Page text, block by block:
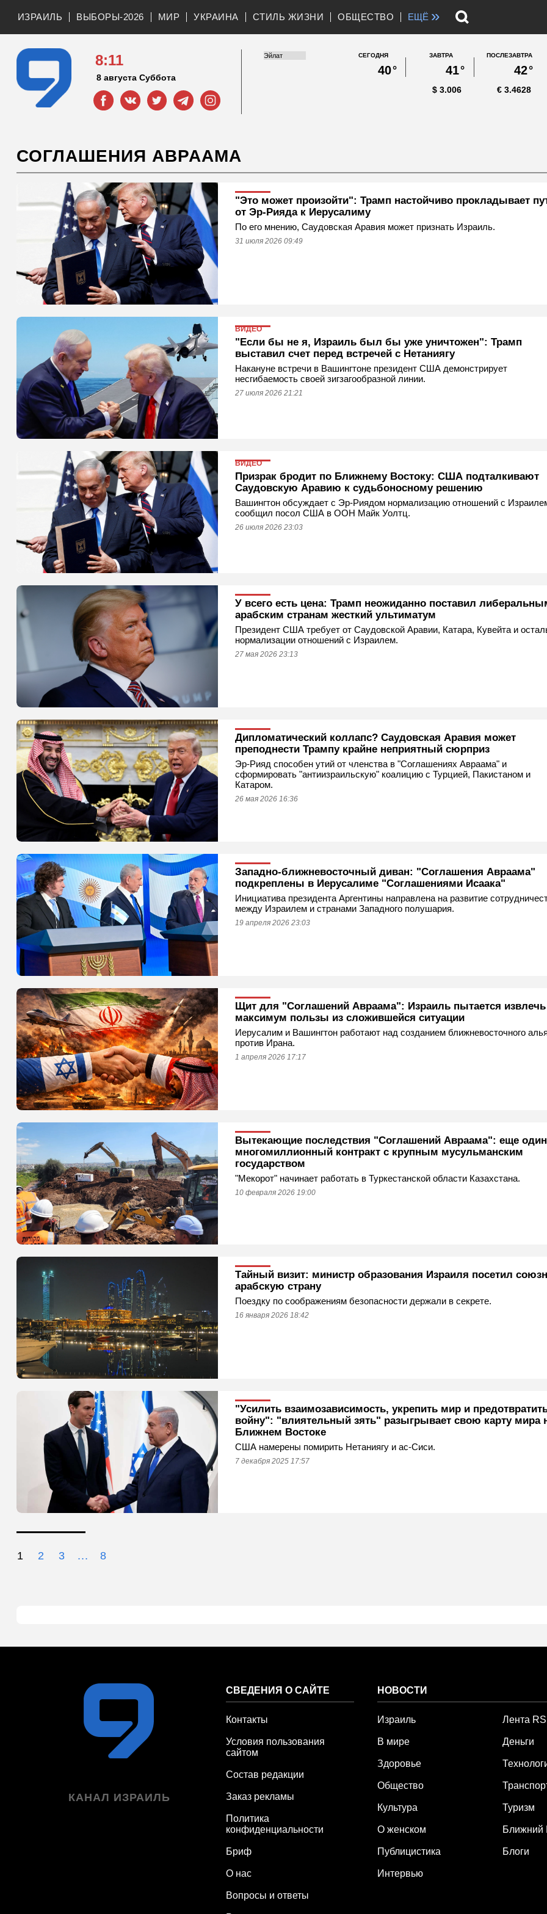
ИЗРАИЛЬ ВЫБОРЫ-2026 МИР УКРАИНА СТИЛЬ ЖИЗНИ ОБЩЕСТВО ЕЩЁ »
8:11
8 августа Суббота
СЕГОДНЯ
40°
ЗАВТРА
41°
ПОСЛЕЗАВТРА
42°
3.006
$ 3.4628
€
СОГЛАШЕНИЯ АВРААМА
"Это может произойти": Трамп настойчиво прокладывает
от Эр-Рияда к Иерусалиму
По его мнению, Саудовская Аравия может признать Израиль.
31 июля 2026 09:49
ВИДЕО
"Если бы не я, Израиль был бы уже уничтожен": Трамп
выставил счет перед встречей с Нетаниягу
Накануне встречи в Вашингтоне президент США демонстрирует
несгибаемость своей зигзагообразной линии.
27 июля 2026 21:21
ВИДЕО
Призрак бродит по Ближнему Востоку: США подталкивают
Саудовскую Аравию к судьбоносному решению
Вашингтон обсуждает с Эр-Риядом нормализацию отношений с
сообщил посол США в ООН Майк Уолтц.
26 июля 2026 23:03
У всего есть цена: Трамп неожиданно поставил
арабским странам жесткий ультиматум
Президент США требует от Саудовской Аравии, Катара, Кувейта и
нормализации отношений с Израилем.
27 мая 2026 23:13
Дипломатический коллапс? Саудовская Аравия может
преподнести Трампу крайне неприятный сюрприз
Эр-Рияд способен утий от членства в "Соглашениях Авраама" и
сформировать "антиизраильскую" коалицию с Турцией, Пакистаном и
Катаром.
26 мая 2026 16:36
Западно-ближневосточный диван: "Соглашения Авраама"
подкреплены в Иерусалиме "Соглашениями Исаака"
Инициатива президента Аргентины направлена на развитие
между Израилем и странами Западного полушария.
19 апреля 2026 23:03
Щит для "Соглашений Авраама": Израиль пытается извлечь
максимум пользы из сложившейся ситуации
Иерусалим и Вашингтон работают над созданием ближневосточного
против Ирана.
1 апреля 2026 17:17
Вытекающие последствия "Соглашений Авраама": еще один
многомиллионный контракт с крупным мусульманским
государством
"Мекорот" начинает работать в Туркестанской области Казахстана.
10 февраля 2026 19:00
Тайный визит: министр образования Израиля посетил
арабскую страну
Поездку по соображениям безопасности держали в секрете.
16 января 2026 18:42
"Усилить взаимозависимость, укрепить мир и
войну": "влиятельный зять" разыгрывает свою карту мира
Ближнем Востоке
США намерены помирить Нетаниягу и ас-Сиси.
7 декабря 2025 17:57
1 2 3 ... 8
КАНАЛ ИЗРАИЛЬ
СВЕДЕНИЯ О САЙТЕ
Контакты
Условия пользования
сайтом
Состав редакции
Заказ рекламы
Политика
конфиденциальности
Бриф
О нас
Вопросы и ответы
НОВОСТИ
Израиль Лента
В мире Деньги
Здоровье
Общество
Культура Туризм
О женском Ближний
Публицистика Блоги
Интервью